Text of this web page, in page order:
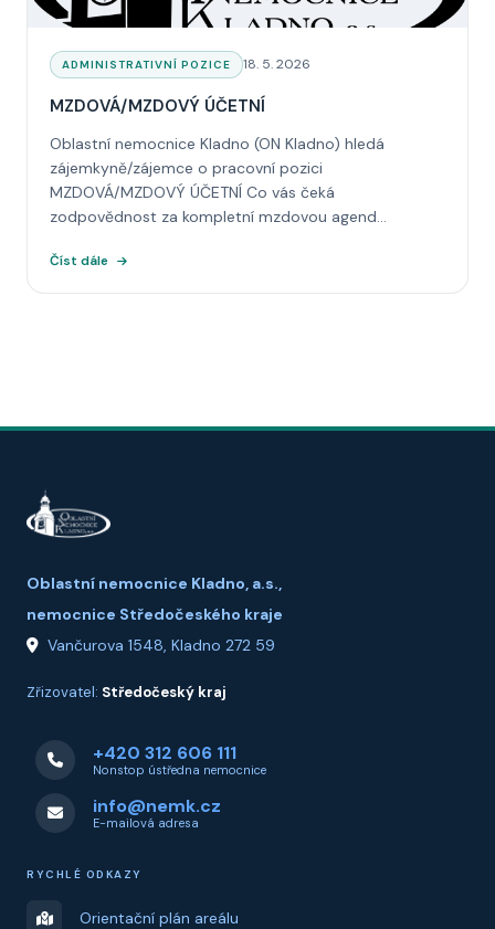
KATEGORIE:
ADMINISTRATIVNÍ POZICE Datum:
18. 5. 2026
MZDOVÁ/MZDOVÝ ÚČETNÍ
Oblastní nemocnice Kladno (ON Kladno) hledá
zájemkyně/zájemce o pracovní pozici
MZDOVÁ/MZDOVÝ ÚČETNÍ Co vás čeká
zodpovědnost za kompletní mzdovou agend...
Číst dále
Oblastní nemocnice Kladno, a.s.,
nemocnice Středočeského kraje
Vančurova 1548, Kladno 272 59
Zřizovatel: Středočeský kraj
+420 312 606 111
Nonstop ústředna nemocnice
info@nemk.cz
E-mailová adresa
RYCHLÉ ODKAZY
Orientační plán areálu